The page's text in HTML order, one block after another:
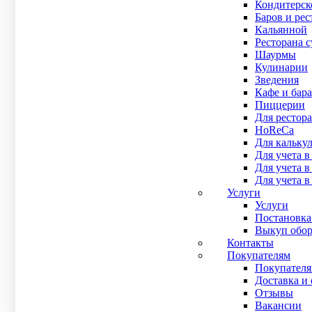
Баров и
Кальянной
Ресторана
Шаурмы
Кулинарии
Зведения
Кафе и бара
Пиццерии
Для
HoReCa
Для
Для учета
Для учета
Для учета
Услуги
Услуги
Выкуп
Контакты
Покупателям
Доставка и
Отзывы
Вакансии
Даю